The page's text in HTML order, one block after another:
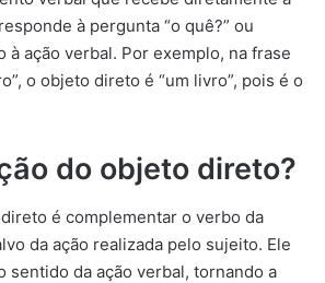
à pergunta “o quê?” ou
à ação verbal. Por exemplo, na frase
o objeto direto é “um livro”, pois é o
do objeto direto?
é complementar o verbo da
da ação realizada pelo sujeito. Ele
sentido da ação verbal, tornando a